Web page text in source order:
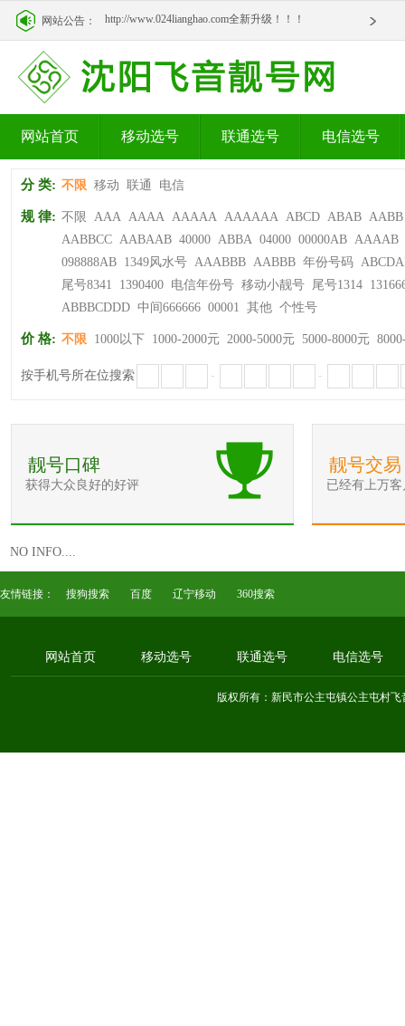
网站公告： http://www.024lianghao.com全新升级！！！
网站首页 移动选号 联通选号 电信选号
分 类: 不限 移动 联通 电信
规 律: 不限 AAA AAAA AAAAA AAAAAA ABCD ABAB AABB
AABBCC AABAAB 40000 ABBA 04000 00000AB AAAAB
098888AB 1349风水号 AAABBB AABBB 年份号码
尾号8341
1390400 电信年份号 移动小靓号 尾号1314
ABBBCDDD 中间666666 00001 其他 个性号
价 格: 不限 1000以下 1000-2000元 2000-5000元 5000-8000元
按手机号所在位搜索 - -
靓号口碑
获得大众良好的好评
靓号交易
已经有上万
NO INFO....
友情链接： 搜狗搜索 百度 辽宁移动 360搜索
网站首页 移动选号 联通选号 电信选号
版权所有：新民市公主屯镇公主屯村